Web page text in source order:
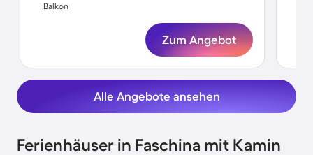
Balkon
Zum Angebot
Alle Angebote ansehen
Ferienhäuser in Faschina mit Kamin